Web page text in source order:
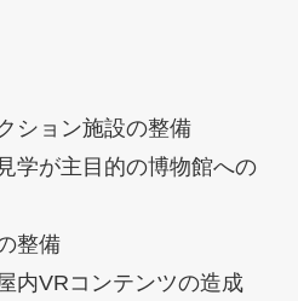
ション施設の整備
学が主目的の博物館への
整備
内VRコンテンツの造成